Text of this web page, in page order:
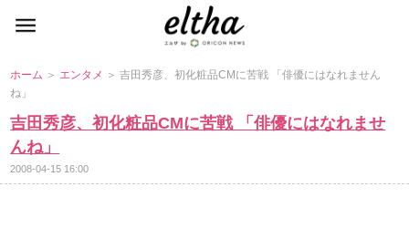
ホーム ＞ エンタメ ＞ 吉田秀彦、初化粧品CMに苦戦 「俳優にはなれません
ね」
吉田秀彦、初化粧品CMに苦戦 「俳優にはなれませ
んね」
2008-04-15 16:00